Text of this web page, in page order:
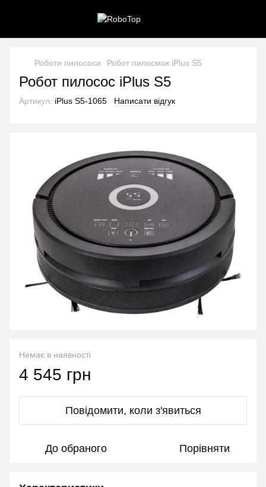
Роботи пилососи Робот пилосмок iPlus S5
Робот пилосос iPlus S5
Артикул: iPlus S5-1065 Написати відгук
Немає в наявності
4 545 грн
Повідомити, коли з'явиться
До обраного Порівняти